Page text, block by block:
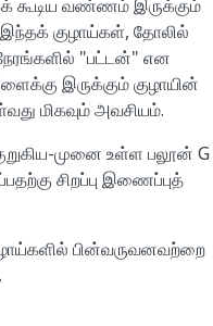
கூடிய வண்ணம் இருக்கும்
குழாய்கள், தோலில்
நேரங்களில் "பட்டன்" என
இருக்கும் குழாயின்
மிகவும் அவசியம்.
முனை உள்ள பலூன் G
சிறப்பு இணைப்புத்
பின்வருவனவற்றை